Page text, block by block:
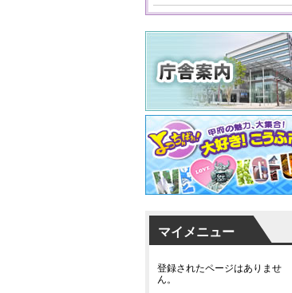
マイメニュー
登録されたページはありませ
ん。